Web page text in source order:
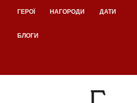
ГЕРОЇ НАГОРОДИ ДАТИ
БЛОГИ